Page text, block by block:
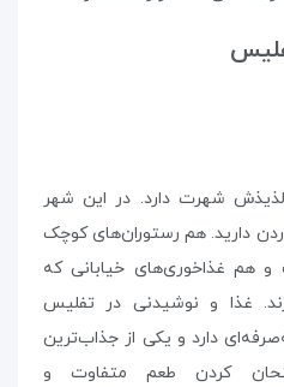
شهرت دارد. در این شهر
دارید. هم رستوران‌های کوچک
هم غذاخوری‌های خیابانی که
غذا و نوشیدنی در تفلیس
دارد و یکی از جذاب‌ترین
کردن طعم متفاوت و